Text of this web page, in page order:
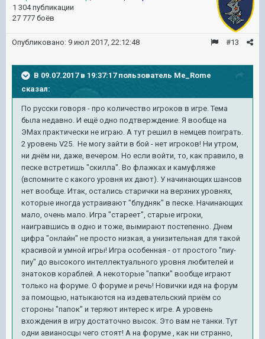
1 304 публикации
27 777 боёв
#13
Опубликовано: 9 июл 2017, 22:12:48
В 09.07.2017 в 19:37:17 пользователь Me_Rome
сказал:
По русски говоря - про количество игроков в игре. Тема
была недавно. И ещё одно подтверждение. Я вообще на
ЭМах практически не играю. А тут решил в немцев поиграть.
2 уровень V25. Не могу зайти в бой - нет игроков! Ни утром,
ни днём ни, даже, вечером. Но если войти, то, как правило, в
песке встретишь "скилла". Во флажках и камуфляже
(вспомните с какого уровня их дают). У начинающих шансов
нет вообще. Итак, остались старички на верхних уровнях,
которые иногда устраивают "блудняк" в песке. Начинающих
мало, очень мало. Игра "стареет", старые игроки,
наигравшись в одно и тоже, вымирают постепенно. Днем
цифра "онлайн" не просто низкая, а унизительная для такой
красивой и умной игры! Игра особенная - от простого "пиу-
пиу" до высокого интеллектуального уровня любителей и
знатоков кораблей. А некоторые "папки" вообще играют
только на форуме. О форуме и речь! Новички идя на форум
за помощью, натыкаются на издевательский приём со
стороны "папок" и теряют интерес к игре. А уровень
вхождения в игру достаточно высок. Это вам не танки. Тут
одни авианосцы чего стоят! А на форуме , как ни странно,